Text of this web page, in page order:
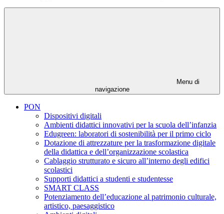
Menu di
navigazione
PON
Dispositivi digitali
Ambienti didattici innovativi per la scuola dell’infanzia
Edugreen: laboratori di sostenibilità per il primo ciclo
Dotazione di attrezzature per la trasformazione digitale
della didattica e dell’organizzazione scolastica
Cablaggio strutturato e sicuro all’interno degli edifici
scolastici
Supporti didattici a studenti e studentesse
SMART CLASS
Potenziamento dell’educazione al patrimonio culturale,
artistico, paesaggistico